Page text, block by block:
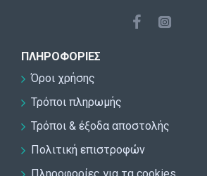
ΠΛΗΡΟΦΟΡΊΕΣ
Όροι χρήσης
Τρόποι πληρωμής
Τρόποι & έξοδα αποστολής
Πολιτική επιστροφών